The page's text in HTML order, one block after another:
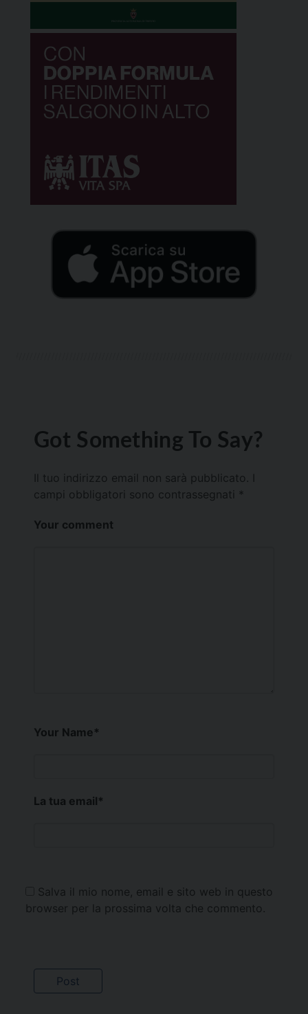
Got Something To Say?
Il tuo indirizzo email non sarà pubblicato.
campi obbligatori sono contrassegnati *
Your comment
Your Name*
La tua email*
Salva il mio nome, email e sito web in questo
browser per la prossima volta che commento.